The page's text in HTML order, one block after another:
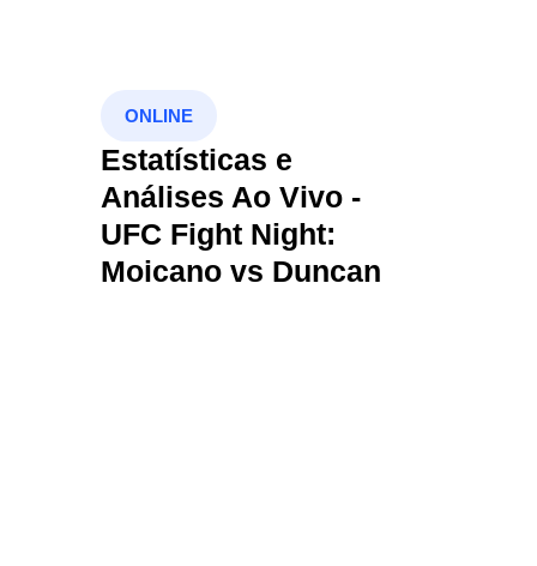
ONLINE
Estatísticas e
Análises Ao Vivo -
UFC Fight Night:
Moicano vs Duncan